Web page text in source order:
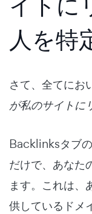
人を特
さて、全てにお
が私のサイトに
Backlinksタブ
だけで、あなた
ます。これは、
供しているドメ